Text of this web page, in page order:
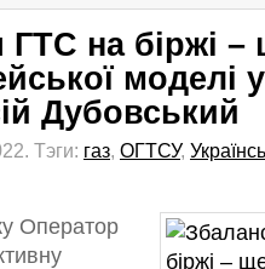
ГТС на біржі
моделі
Дубовський
Тэги: газ, ОГТСУ,
Оператор